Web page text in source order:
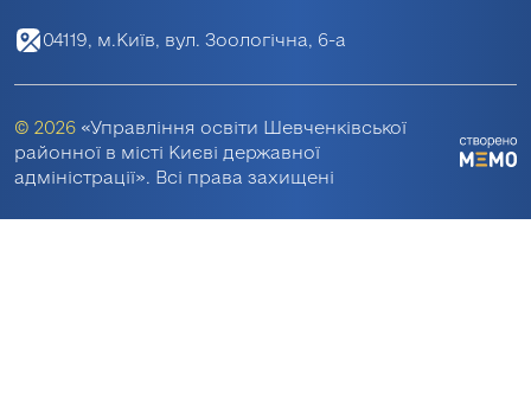
04119, м.Київ, вул. Зоологічна, 6-а
© 2026 «Управління освіти Шевченківської
районної в місті Києві державної
адміністрації». Всі права захищені